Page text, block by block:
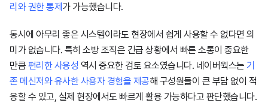
리와 권한 통제 가 가능했습니다.
동시에 아무리 좋은 시스템이라도 현장에서 쉽게 사용할 수 없다면 의
미가 없습니다. 특히 소방 조직은 긴급 상황에서 빠른 소통이 중요한
만큼 편리한 사용성 역시 중요한 검토 요소였습니다. 네이버웍스는 기
존 메신저와 유사한 사용자 경험을 제공해 구성원들이 큰 부담 없이 적
응할 수 있고, 실제 현장에서도 빠르게 활용 가능하다고 판단했습니다.